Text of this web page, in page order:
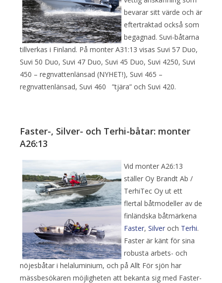
bevarar sitt värde och är
eftertraktad också som
begagnad. Suvi-båtarna
tillverkas i Finland. På monter A31:13 visas Suvi 57 Duo,
Suvi 50 Duo, Suvi 47 Duo, Suvi 45 Duo, Suvi 4250, Suvi
450 – regnvattenlänsad (NYHET!), Suvi 465 –
regnvattenlänsad, Suvi 460 ”tjära” och Suvi 420.
Faster-, Silver- och Terhi-båtar: monter
A26:13
Vid monter A26:13
ställer Oy Brandt Ab /
TerhiTec Oy ut ett
flertal båtmodeller av de
finländska båtmärkena
Faster, Silver och Terhi.
Faster är känt för sina
robusta arbets- och
nöjesbåtar i helaluminium, och på Allt För sjön har
mässbesökaren möjligheten att bekanta sig med Faster-